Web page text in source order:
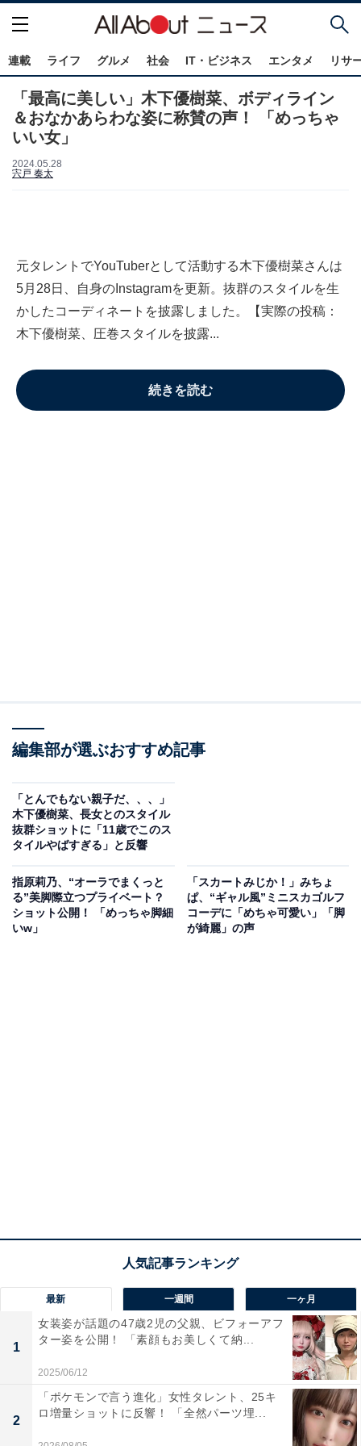
連載 ライフ グルメ 社会 IT・ビジネス エンタメ リサ
「最高に美しい」木下優樹菜、ボディライン
＆おなかあらわな姿に称賛の声！ 「めっちゃ
いい女」
2024.05.28
宍戸 奏太
元タレントでYouTuberとして活動する木下優樹菜さんは
5月28日、自身のInstagramを更新。抜群のスタイルを生
かしたコーディネートを披露しました。【実際の投稿：
木下優樹菜、圧巻スタイルを披露...
続きを読む
編集部が選ぶおすすめ記事
「とんでもない親子だ、、、」
木下優樹菜、長女とのスタイル
抜群ショットに「11歳でこのス
タイルやばすぎる」と反響
指原莉乃、“オーラでまくっと
る”美脚際立つプライベート？
ショット公開！ 「めっちゃ脚細
いw」
「スカートみじか！」みちょ
ぱ、“ギャル風”ミニスカゴルフ
コーデに「めちゃ可愛い」「脚
が綺麗」の声
最新 一週間 一ヶ月
1
女装姿が話題の47歳2児の父親、ビフォーアフ
ター姿を公開！ 「素顔もお美しくて納...
2025/06/12
2
「ポケモンで言う進化」女性タレント、25キ
ロ増量ショットに反響！ 「全然パーツ埋...